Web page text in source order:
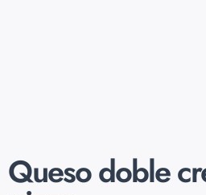
Queso doble